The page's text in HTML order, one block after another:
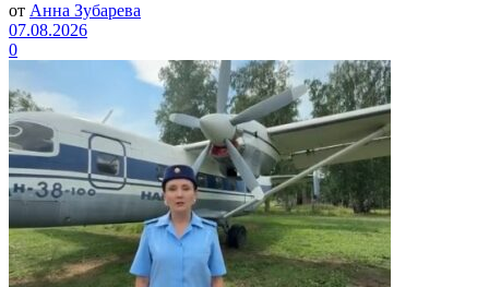
от Анна Зубарева
07.08.2026
0